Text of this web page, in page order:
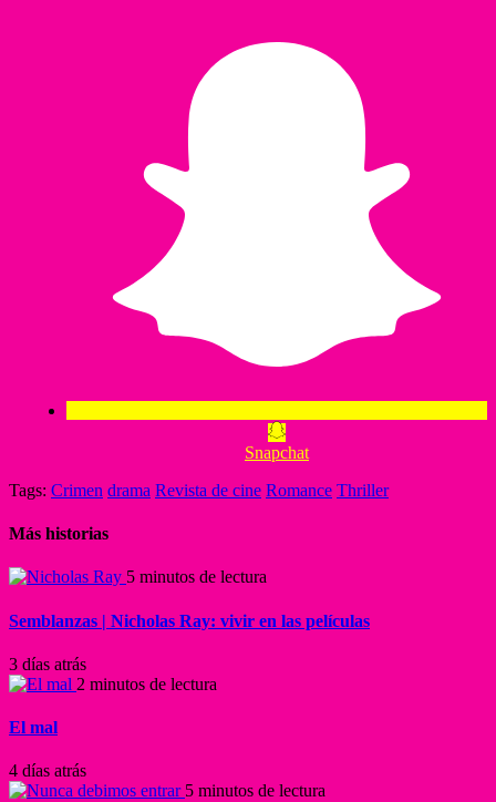
Snapchat
Tags: Crimen drama Revista de cine Romance Thriller
Más historias
5 minutos de lectura
Semblanzas | Nicholas Ray: vivir en las películas
3 días atrás
2 minutos de lectura
El mal
4 días atrás
5 minutos de lectura